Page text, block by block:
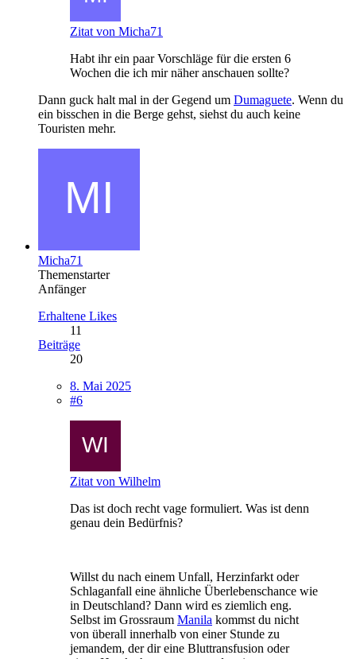
Zitat von Micha71
Habt ihr ein paar Vorschläge für die ersten 6
Wochen die ich mir näher anschauen sollte?
Dann guck halt mal in der Gegend um Dumaguete. Wenn du
ein bisschen in die Berge gehst, siehst du auch keine
Touristen mehr.
Micha71
Themenstarter
Anfänger
Erhaltene Likes
11
Beiträge
20
8. Mai 2025
#6
Zitat von Wilhelm
Das ist doch recht vage formuliert. Was ist denn
genau dein Bedürfnis?
Willst du nach einem Unfall, Herzinfarkt oder
Schlaganfall eine ähnliche Überlebenschance wie
in Deutschland? Dann wird es ziemlich eng.
Selbst im Grossraum Manila kommst du nicht
von überall innerhalb von einer Stunde zu
jemandem, der dir eine Bluttransfusion oder